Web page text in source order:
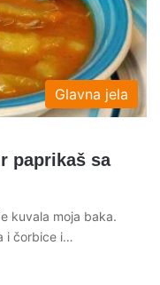
Glavna jela
paprikaš sa
kuvala moja baka.
i čorbice i…